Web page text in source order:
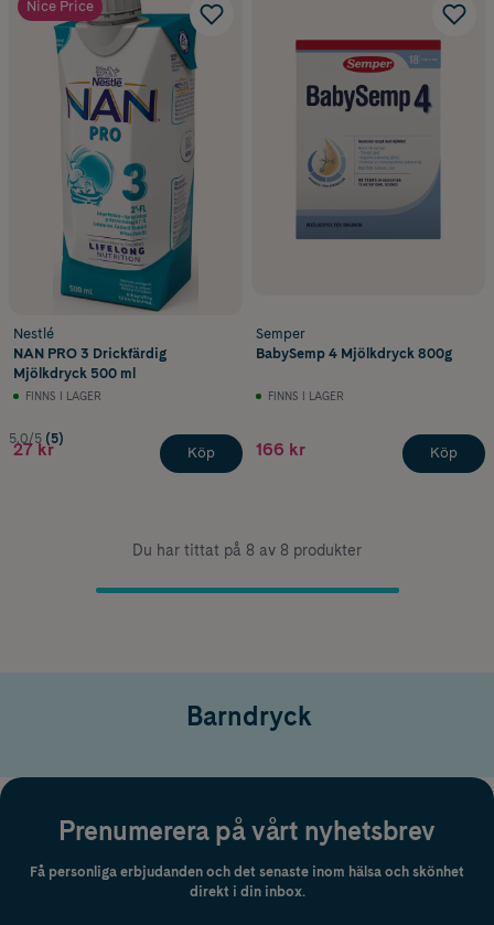
Nice Price
Nestlé
NAN PRO 3 Drickfärdig
Mjölkdryck 500 ml
FINNS I LAGER
5.0/5 (5)
27 kr Köp
Semper
BabySemp 4 Mjölkdryck 800g
FINNS I LAGER
166 kr Köp
Du har tittat på 8 av 8 produkter
Barndryck
Prenumerera på vårt nyhetsbrev
Få personliga erbjudanden och det senaste inom hälsa och skönhet
direkt i din inbox.